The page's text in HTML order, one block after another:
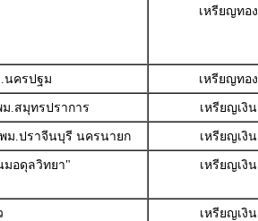
เหรียญทอง
.นครปฐม
เหรียญทอง
ม.สมุทรปราการ
เหรียญเงิน
ม.ปราจีนบุรี นครนายก
เหรียญเงิน
มอดุลวิทยา"
เหรียญเงิน
เหรียญเงิน